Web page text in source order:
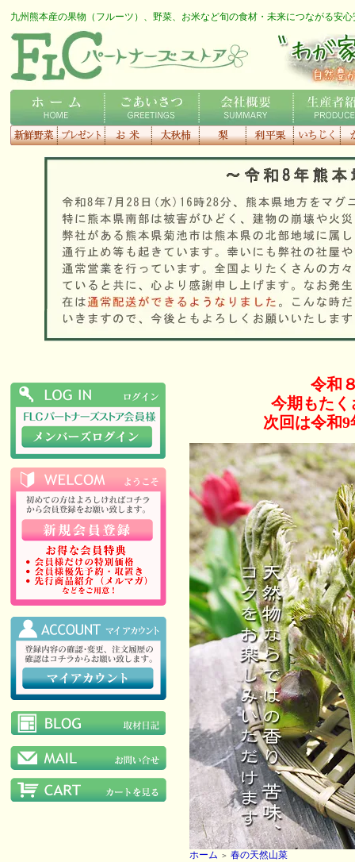
九州熊本産の果物（フルーツ）、野菜、お米など旬の食材・未来につながる安
FLCロゴ わが家の専用農家さん
ホーム ごあいさつ 会社概要
生産者紹介
す
令和
今期もたく
次回は令和
ホーム ＞ 春の天然山菜